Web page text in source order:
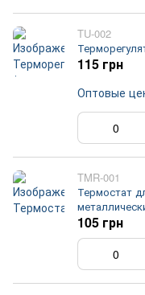
TU-002
115 грн
Оптовые
TMR-001
Термостат
105 грн